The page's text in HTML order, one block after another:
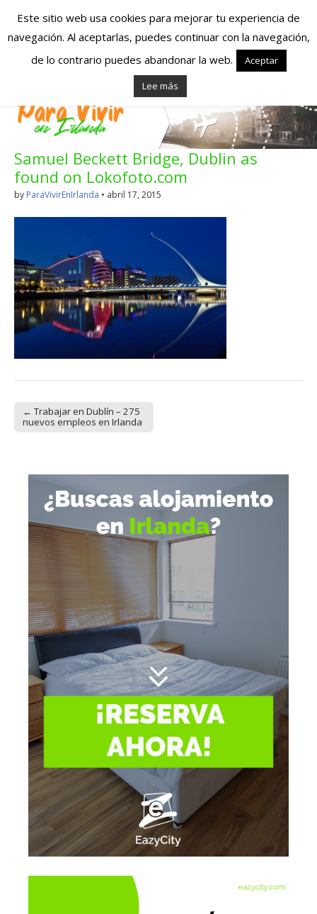
Españoles en
Irlanda – Vivir en
Irlanda – Trabajo
en Irlanda –
Alojamiento en
Irlanda
Blog dedicado a los que viven, estudian y trabajan en
Irlanda!
Samuel Beckett Bridge, Dublin as
found on Lokofoto.com
by ParaVivirEnIrlanda • abril 17, 2015
Post navigation
← Trabajar en Dublín – 275
nuevos empleos en Irlanda
Este sitio web usa cookies para mejorar tu experiencia de
navegación. Al aceptarlas, puedes continuar con la navegación,
de lo contrario puedes abandonar la web.
Aceptar
Lee más